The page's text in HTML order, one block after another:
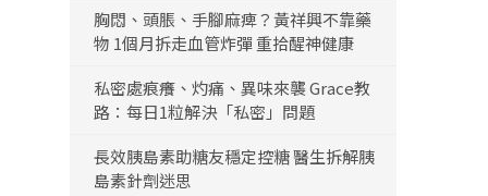
胸悶、頭脹、手腳麻痺？黃祥興不靠藥
物 1個月拆走血管炸彈 重拾醒神健康
私密處痕癢、灼痛、異味來襲 Grace教
路：每日1粒解決「私密」問題
長效胰島素助糖友穩定控糖 醫生拆解胰
島素針劑迷思